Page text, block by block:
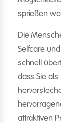
sprießen
Die
Selfcare
schnell
dass Sie
attraktiven